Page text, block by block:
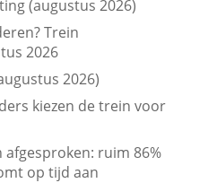
(augustus 2026)
Trein
2026
2026)
kiezen de trein voor
ruim 86%
op tijd aan